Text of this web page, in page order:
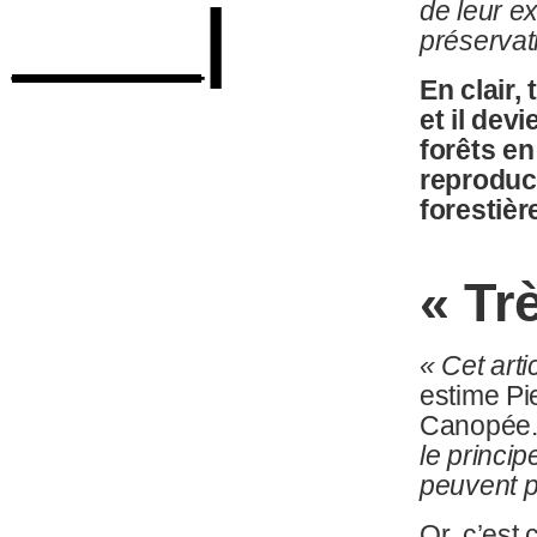
____|
de leur
En clair,
et il
forêts
«
« Cet
estime
le
peuvent